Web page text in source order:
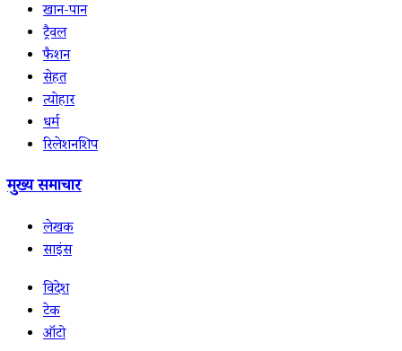
खान-पान
ट्रैवल
फैशन
सेहत
त्योहार
धर्म
रिलेशनशिप
मुख्य समाचार
लेखक
साइंस
विदेश
टेक
ऑटो